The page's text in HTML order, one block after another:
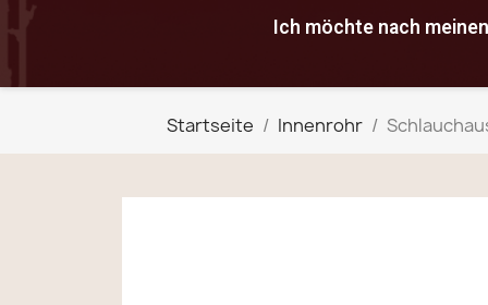
Ich möchte nach
Startseite Innenrohr